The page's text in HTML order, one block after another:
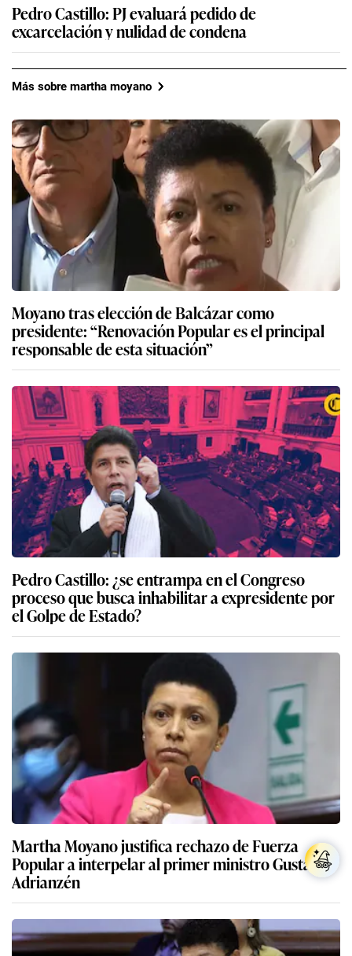
Pedro Castillo: PJ evaluará pedido de
excarcelación y nulidad de condena
Más sobre martha moyano
Moyano tras elección de Balcázar como
presidente: “Renovación Popular es el principal
responsable de esta situación”
Pedro Castillo: ¿se entrampa en el Congreso
proceso que busca inhabilitar a expresidente por
el Golpe de Estado?
Martha Moyano justifica rechazo de Fuerza
Popular a interpelar al primer ministro Gustavo
Adrianzén